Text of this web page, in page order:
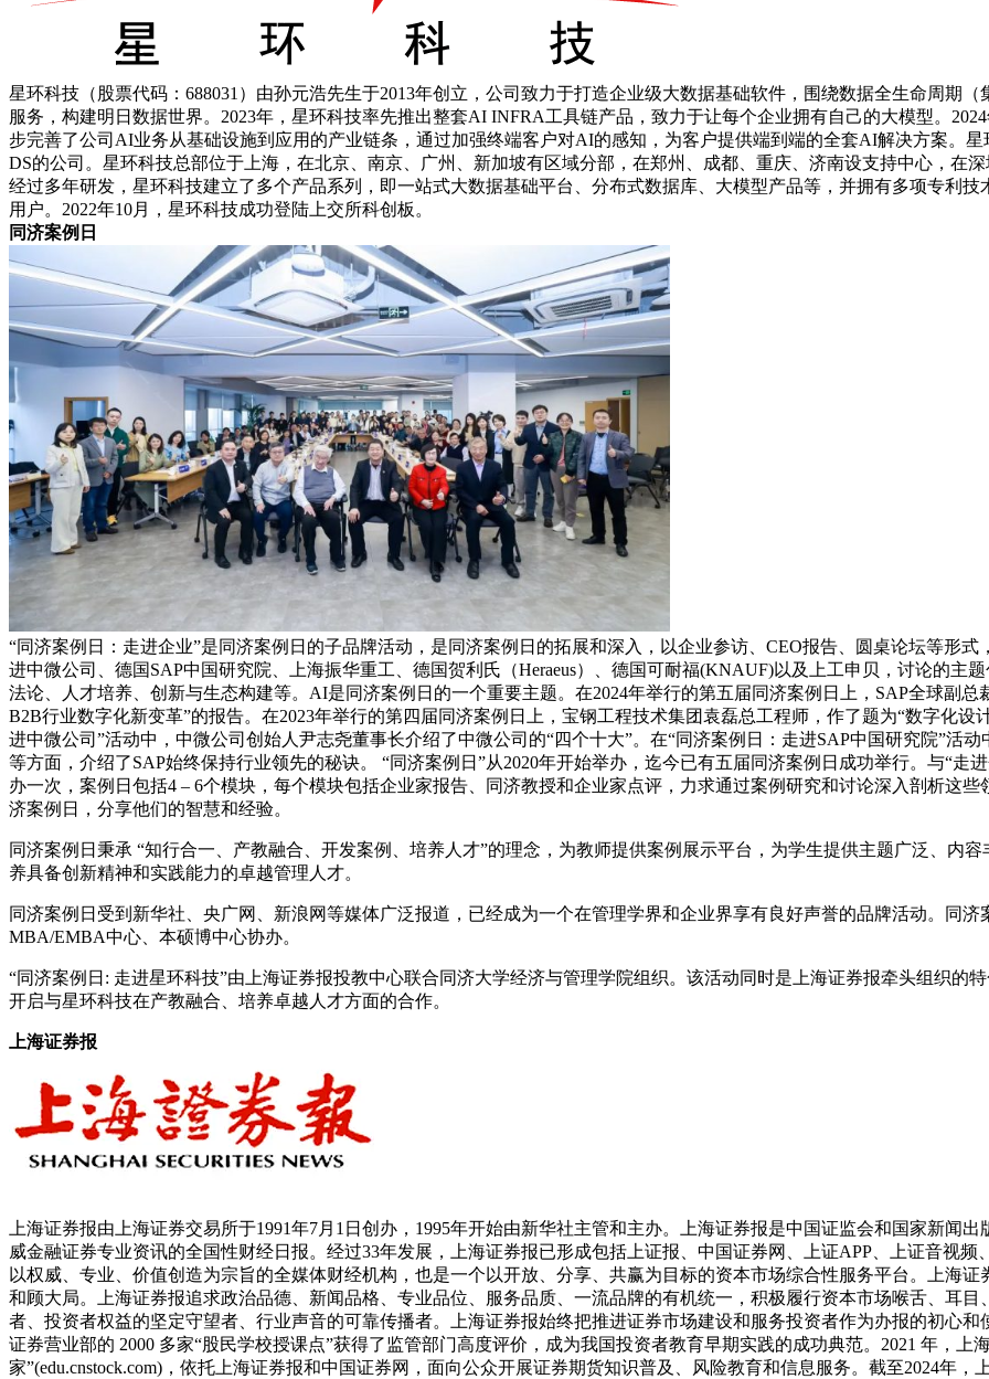
星环科技（股票代码：688031）由孙元浩先生于2013年创立，公司致力于打造企业级大数据基础软件，围绕数据全生命周期
服务，构建明日数据世界。2023年，星环科技率先推出整套AI INFRA工具链产品，致力于让每个企业拥有自己的大模型。
步完善了公司AI业务从基础设施到应用的产业链条，通过加强终端客户对AI的感知，为客户提供端到端的全套AI解决方案。
DS的公司。星环科技总部位于上海，在北京、南京、广州、新加坡有区域分部，在郑州、成都、重庆、济南设支持中心，在
经过多年研发，星环科技建立了多个产品系列，即一站式大数据基础平台、分布式数据库、大模型产品等，并拥有多项专利
用户。2022年10月，星环科技成功登陆上交所科创板。
同济案例日
“同济案例日：走进企业”是同济案例日的子品牌活动，是同济案例日的拓展和深入，以企业参访、CEO报告、圆桌论坛等形
进中微公司、德国SAP中国研究院、上海振华重工、德国贺利氏（Heraeus）、德国可耐福(KNAUF)以及上工申贝，讨论的主
法论、人才培养、创新与生态构建等。AI是同济案例日的一个重要主题。在2024年举行的第五届同济案例日上，SAP全球副总
B2B行业数字化新变革”的报告。在2023年举行的第四届同济案例日上，宝钢工程技术集团袁磊总工程师，作了题为“数字化
进中微公司”活动中，中微公司创始人尹志尧董事长介绍了中微公司的“四个十大”。在“同济案例日：走进SAP中国研究院”活
等方面，介绍了SAP始终保持行业领先的秘诀。 “同济案例日”从2020年开始举办，迄今已有五届同济案例日成功举行。与“走
办一次，案例日包括4 – 6个模块，每个模块包括企业家报告、同济教授和企业家点评，力求通过案例研究和讨论深入剖析这
济案例日，分享他们的智慧和经验。
同济案例日秉承 “知行合一、产教融合、开发案例、培养人才”的理念，为教师提供案例展示平台，为学生提供主题广泛、内
养具备创新精神和实践能力的卓越管理人才。
同济案例日受到新华社、央广网、新浪网等媒体广泛报道，已经成为一个在管理学界和企业界享有良好声誉的品牌活动。同
MBA/EMBA中心、本硕博中心协办。
“同济案例日: 走进星环科技”由上海证券报投教中心联合同济大学经济与管理学院组织。该活动同时是上海证券报牵头组织的
开启与星环科技在产教融合、培养卓越人才方面的合作。
上海证券报
上海证券报由上海证券交易所于1991年7月1日创办，1995年开始由新华社主管和主办。上海证券报是中国证监会和国家新闻
威金融证券专业资讯的全国性财经日报。经过33年发展，上海证券报已形成包括上证报、中国证券网、上证APP、上证音视
以权威、专业、价值创造为宗旨的全媒体财经机构，也是一个以开放、分享、共赢为目标的资本市场综合性服务平台。上海
和顾大局。上海证券报追求政治品德、新闻品格、专业品位、服务品质、一流品牌的有机统一，积极履行资本市场喉舌、耳
者、投资者权益的坚定守望者、行业声音的可靠传播者。上海证券报始终把推进证券市场建设和服务投资者作为办报的初心
证券营业部的 2000 多家“股民学校授课点”获得了监管部门高度评价，成为我国投资者教育早期实践的成功典范。2021 年，
家”(edu.cnstock.com)，依托上海证券报和中国证券网，面向公众开展证券期货知识普及、风险教育和信息服务。截至2024年